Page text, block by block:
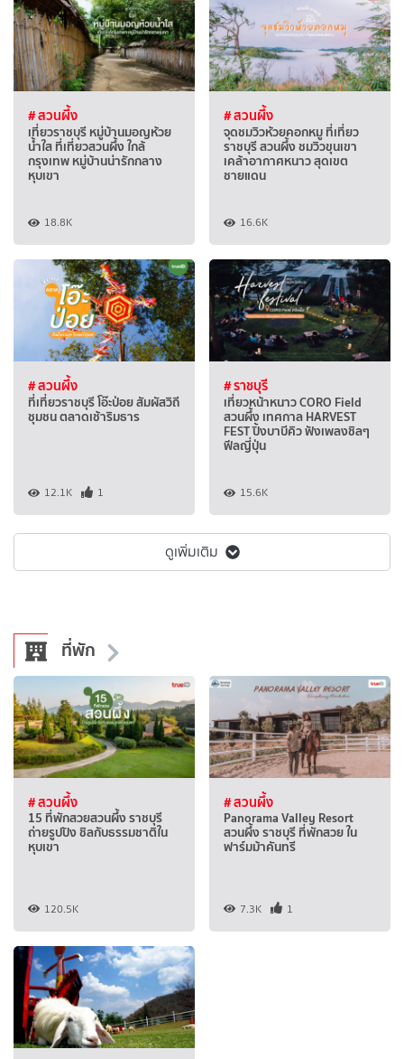
# สวนผึ้ง
เที่ยวราชบุรี หมู่บ้านมอญห้วย
น้ำใส ที่เที่ยวสวนผึ้ง ใกล้
กรุงเทพ หมู่บ้านน่ารักกลาง
หุบเขา
18.8K
# สวนผึ้ง
จุดชมวิวห้วยคอกหมู ที่เที่ยว
ราชบุรี สวนผึ้ง ชมวิวขุนเขา
เคล้าอากาศหนาว สุดเขต
ชายแดน
16.6K
# สวนผึ้ง
ที่เที่ยวราชบุรี โอ๊ะป่อย สัมผัสวิถี
ชุมชน ตลาดเช้าริมธาร
12.1K 1
# ราชบุรี
เที่ยวหน้าหนาว CORO Field
สวนผึ้ง เทศกาล HARVEST
FEST ปิ้งบาบีคิว ฟังเพลงชิลๆ
ฟีลญี่ปุ่น
15.6K
ดูเพิ่มเติม
ที่พัก
# สวนผึ้ง
15 ที่พักสวยสวนผึ้ง ราชบุรี
ถ่ายรูปปัง ชิลกับธรรมชาติใน
หุบเขา
120.5K
# สวนผึ้ง
Panorama Valley Resort
สวนผึ้ง ราชบุรี ที่พักสวย ใน
ฟาร์มม้าคันทรี
7.3K 1